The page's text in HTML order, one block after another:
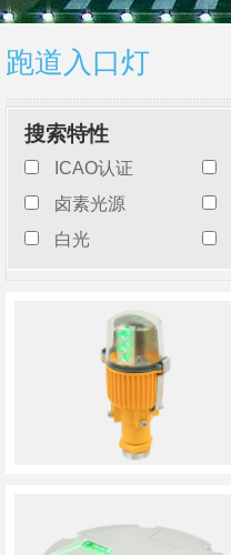
跑道入口灯
搜索特性
ICAO认证
卤素光源
白光